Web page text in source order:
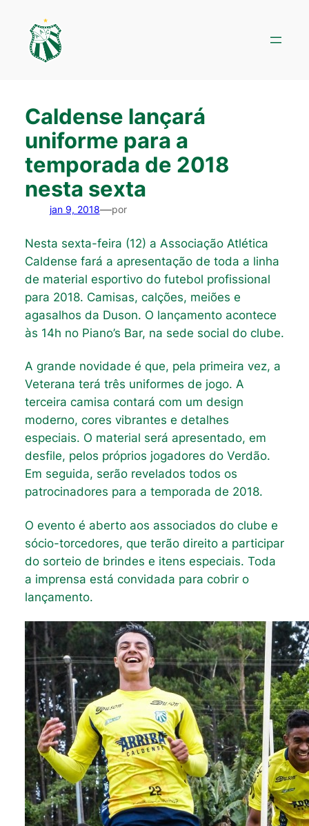
conteúdo
Caldense lançará
uniforme para a
temporada de 2018
nesta sexta
jan 9, 2018—por
Nesta sexta-feira (12) a Associação Atlética
Caldense fará a apresentação de toda a linha
de material esportivo do futebol profissional
para 2018. Camisas, calções, meiões e
agasalhos da Duson. O lançamento acontece
às 14h no Piano’s Bar, na sede social do clube.
A grande novidade é que, pela primeira vez, a
Veterana terá três uniformes de jogo. A
terceira camisa contará com um design
moderno, cores vibrantes e detalhes
especiais. O material será apresentado, em
desfile, pelos próprios jogadores do Verdão.
Em seguida, serão revelados todos os
patrocinadores para a temporada de 2018.
O evento é aberto aos associados do clube e
sócio-torcedores, que terão direito a participar
do sorteio de brindes e itens especiais. Toda
a imprensa está convidada para cobrir o
lançamento.